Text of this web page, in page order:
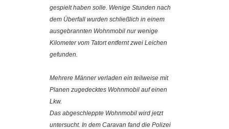
gespielt haben solle. Wenige Stunden nach
dem Überfall wurden schließlich in einem
ausgebrannten Wohnmobil nur wenige
Kilometer vom Tatort entfernt zwei Leichen
gefunden.
Mehrere Männer verladen ein teilweise mit
Planen zugedecktes Wohnmobil auf einen
Lkw.
Das abgeschleppte Wohnmobil wird jetzt
untersucht. In dem Caravan fand die Polizei